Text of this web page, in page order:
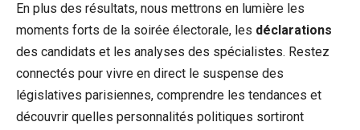
En plus des résultats, nous mettrons en lumière les
moments forts de la soirée électorale, les déclarations
des candidats et les analyses des spécialistes. Restez
connectés pour vivre en direct le suspense des
législatives parisiennes, comprendre les tendances et
découvrir quelles personnalités politiques sortiront